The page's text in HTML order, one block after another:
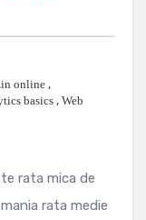
online ,
basics , Web
rata mica de
rata medie